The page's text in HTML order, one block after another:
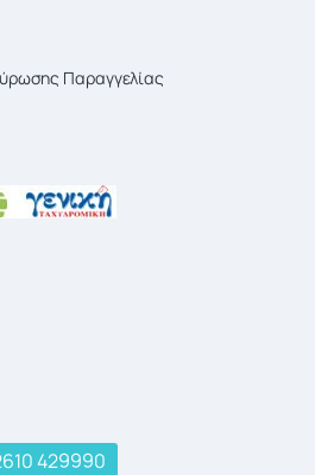
Παραγγελίας
429990